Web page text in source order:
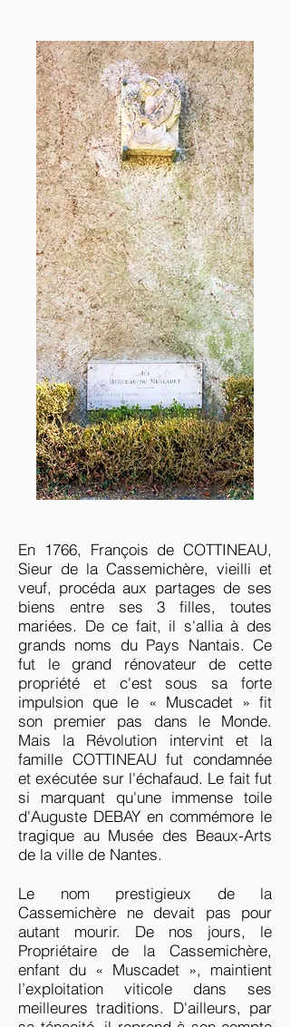
En 1766, François de COTTINEAU,
Sieur de la Cassemichère, vieilli et
veuf, procéda aux partages de ses
biens entre ses 3 filles, toutes
mariées. De ce fait, il s'allia à des
grands noms du Pays Nantais. Ce
fut le grand rénovateur de cette
propriété et c'est sous sa forte
impulsion que le « Muscadet » fit
son premier pas dans le Monde.
Mais la Révolution intervint et la
famille COTTINEAU fut condamnée
et exécutée sur l'échafaud. Le fait fut
si marquant qu'une immense toile
d'Auguste DEBAY en commémore le
tragique au Musée des Beaux-Arts
de la ville de Nantes.
Le nom prestigieux de la
Cassemichère ne devait pas pour
autant mourir. De nos jours, le
Propriétaire de la Cassemichère,
enfant du « Muscadet », maintient
l’exploitation viticole dans ses
meilleures traditions. D'ailleurs, par